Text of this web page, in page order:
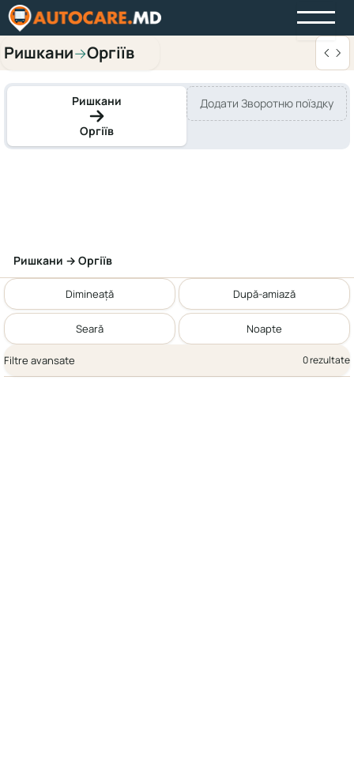
Ришкани→Оргіїв
Ришкани
Оргіїв
Додати Зворотню поїздку
Ришкани → Оргіїв
Dimineață După-amiază
Seară Noapte
Filtre avansate 0 rezultate